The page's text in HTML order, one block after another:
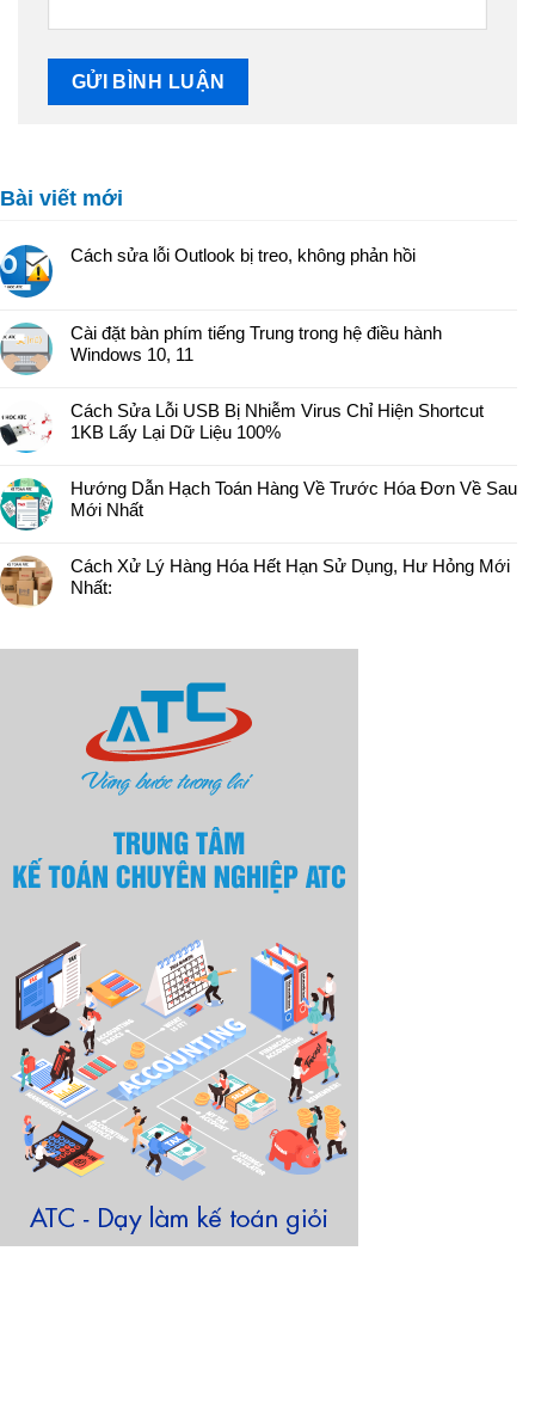
Bài viết mới
Cách sửa lỗi Outlook bị treo, không phản hồi
Cài đặt bàn phím tiếng Trung trong hệ điều hành
Windows 10, 11
Cách Sửa Lỗi USB Bị Nhiễm Virus Chỉ Hiện Shortcut
1KB Lấy Lại Dữ Liệu 100%
Hướng Dẫn Hạch Toán Hàng Về Trước Hóa Đơn Về Sau
Mới Nhất
Cách Xử Lý Hàng Hóa Hết Hạn Sử Dụng, Hư Hỏng Mới
Nhất: